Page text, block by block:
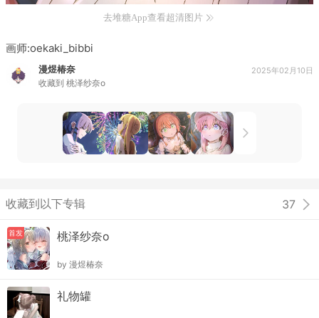
去堆糖App查看超清图片
画师:oekaki_bibbi
漫煜椿奈
收藏到 桃泽纱奈o
2025年02月10日
收藏到以下专辑 37
首发 桃泽纱奈o
by 漫煜椿奈
礼物罐